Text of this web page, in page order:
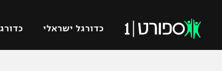
כדורגל ישראלי